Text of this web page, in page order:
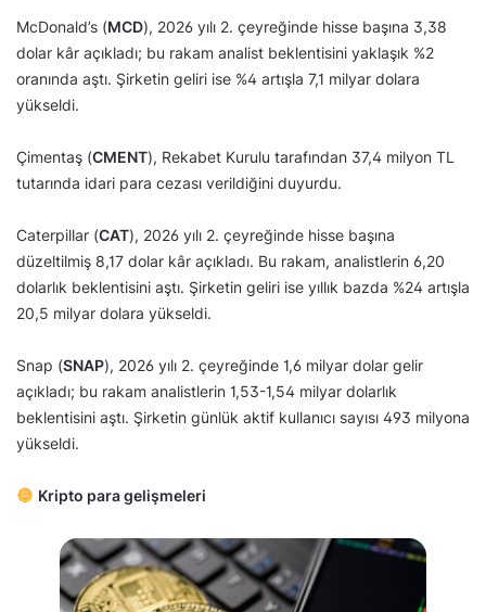
McDonald’s (MCD), 2026 yılı 2. çeyreğinde hisse başına 3,38
dolar kâr açıkladı; bu rakam analist beklentisini yaklaşık %2
oranında aştı. Şirketin geliri ise %4 artışla 7,1 milyar dolara
yükseldi.
Çimentaş (CMENT), Rekabet Kurulu tarafından 37,4 milyon TL
tutarında idari para cezası verildiğini duyurdu.
Caterpillar (CAT), 2026 yılı 2. çeyreğinde hisse başına
düzeltilmiş 8,17 dolar kâr açıkladı. Bu rakam, analistlerin 6,20
dolarlık beklentisini aştı. Şirketin geliri ise yıllık bazda %24 artışla
20,5 milyar dolara yükseldi.
Snap (SNAP), 2026 yılı 2. çeyreğinde 1,6 milyar dolar gelir
açıkladı; bu rakam analistlerin 1,53-1,54 milyar dolarlık
beklentisini aştı. Şirketin günlük aktif kullanıcı sayısı 493 milyona
yükseldi.
Kripto para gelişmeleri